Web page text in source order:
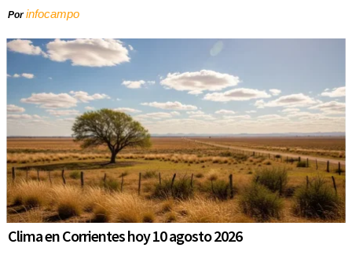
Porinfocampo
Clima en Corrientes hoy 10 agosto 2026